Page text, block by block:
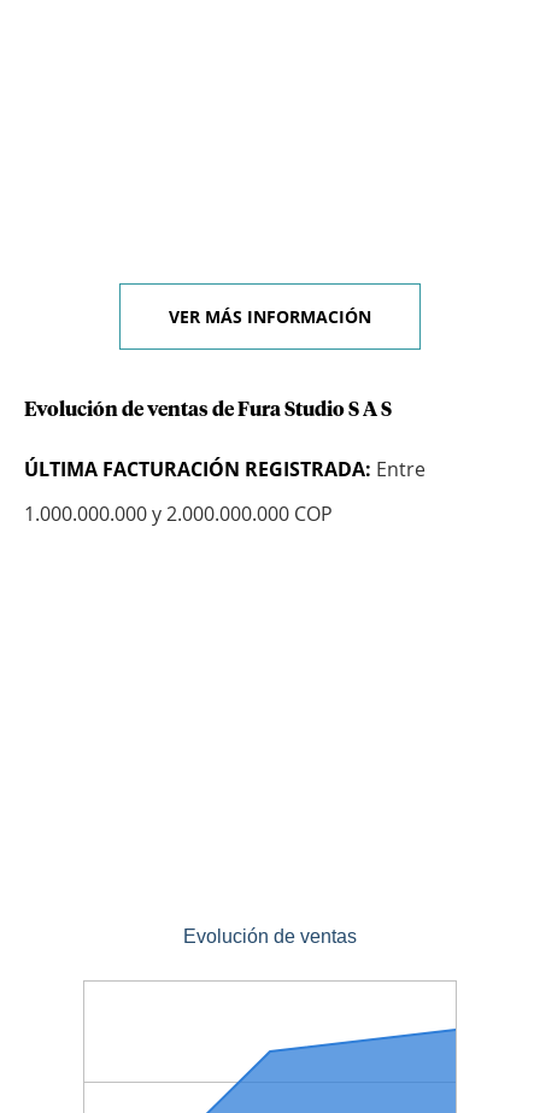
VER MÁS INFORMACIÓN
Evolución de ventas de Fura Studio S A S
ÚLTIMA FACTURACIÓN REGISTRADA: Entre
1.000.000.000 y 2.000.000.000 COP
Evolución de ventas